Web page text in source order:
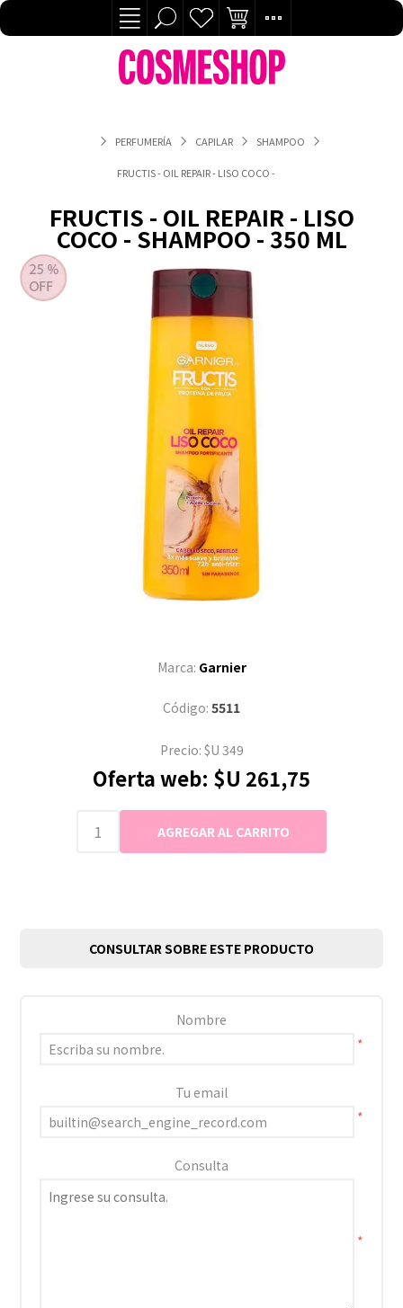
PERFUMERÍA CAPILAR SHAMPOO
FRUCTIS - OIL REPAIR - LISO COCO - SHAMPOO - 350 ML
FRUCTIS - OIL REPAIR - LISO
COCO - SHAMPOO - 350 ML
Marca: Garnier
Código: 5511
Precio: $U 349
Oferta web: $U 261,75
CONSULTAR SOBRE ESTE PRODUCTO
Nombre
*
Tu email
*
Consulta
*